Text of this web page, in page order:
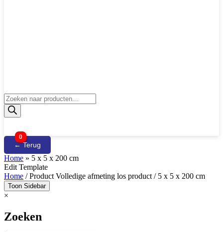
Producten
zoeken
0
← Terug
Home » 5 x 5 x 200 cm
Edit Template
Home / Product Volledige afmeting los product / 5 x 5 x 200 cm
Toon Sidebar
×
Zoeken